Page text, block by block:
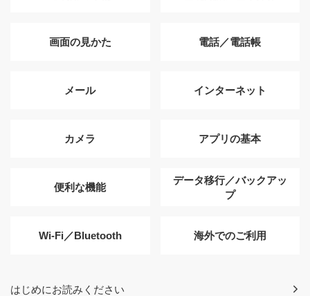
画面の見かた 電話／電話帳
メール インターネット
カメラ アプリの基本
便利な機能
データ移行／バックアッ
プ
Wi-Fi／Bluetooth 海外でのご利用
はじめにお読みください